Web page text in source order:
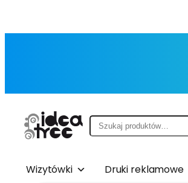
Szukaj
Wizytówki Druki reklamowe